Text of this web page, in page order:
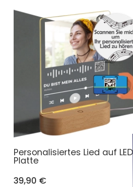
Personalisiertes Lied auf LED-
Platte
39,90 €